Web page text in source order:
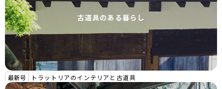
古道具のある暮らし
最新号 トラットリアのインテリアと古道具